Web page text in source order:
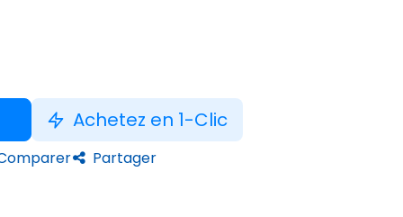
Achetez en 1-Clic
Partager